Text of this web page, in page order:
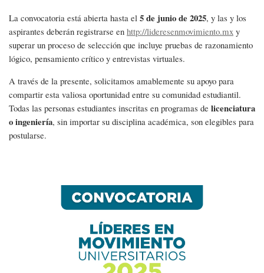
La convocatoria está abierta hasta el 5 de junio de 2025, y las y los
aspirantes deberán registrarse en http://lideresenmovimiento.mx y
superar un proceso de selección que incluye pruebas de razonamiento
lógico, pensamiento crítico y entrevistas virtuales.
A través de la presente, solicitamos amablemente su apoyo para
compartir esta valiosa oportunidad entre su comunidad estudiantil.
Todas las personas estudiantes inscritas en programas de licenciatura
o ingeniería, sin importar su disciplina académica, son elegibles para
postularse.